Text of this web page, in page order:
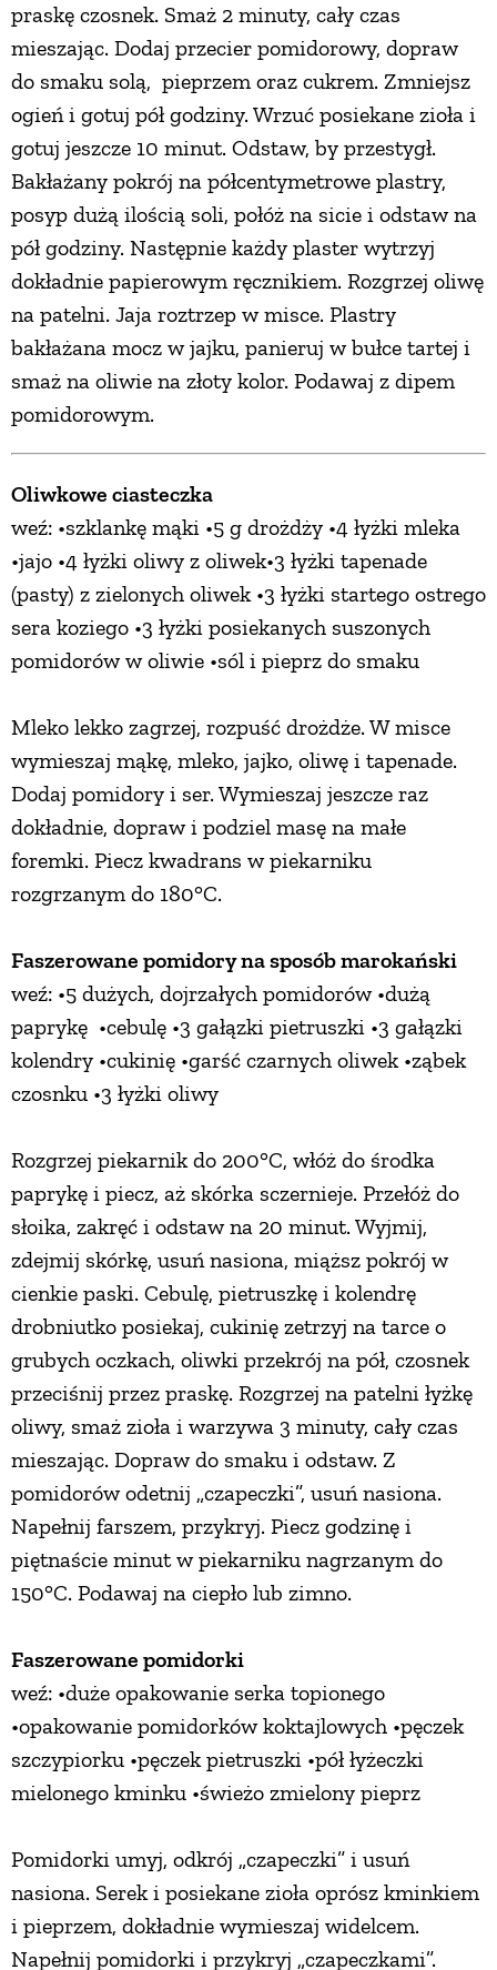
praskę czosnek. Smaż 2 minuty, cały czas
mieszając. Dodaj przecier pomidorowy, dopraw
do smaku solą, pieprzem oraz cukrem. Zmniejsz
ogień i gotuj pół godziny. Wrzuć posiekane zioła i
gotuj jeszcze 10 minut. Odstaw, by przestygł.
Bakłażany pokrój na półcentymetrowe plastry,
posyp dużą ilością soli, połóż na sicie i odstaw na
pół godziny. Następnie każdy plaster wytrzyj
dokładnie papierowym ręcznikiem. Rozgrzej oliwę
na patelni. Jaja roztrzep w misce. Plastry
bakłażana mocz w jajku, panieruj w bułce tartej i
smaż na oliwie na złoty kolor. Podawaj z dipem
pomidorowym.
Oliwkowe ciasteczka
weź: •szklankę mąki •5 g drożdży •4 łyżki mleka
•jajo •4 łyżki oliwy z oliwek•3 łyżki tapenade
(pasty) z zielonych oliwek •3 łyżki startego ostrego
sera koziego •3 łyżki posiekanych suszonych
pomidorów w oliwie •sól i pieprz do smaku
Mleko lekko zagrzej, rozpuść drożdże. W misce
wymieszaj mąkę, mleko, jajko, oliwę i tapenade.
Dodaj pomidory i ser. Wymieszaj jeszcze raz
dokładnie, dopraw i podziel masę na małe
foremki. Piecz kwadrans w piekarniku
rozgrzanym do 180°C.
Faszerowane pomidory na sposób marokański
weź: •5 dużych, dojrzałych pomidorów •dużą
paprykę •cebulę •3 gałązki pietruszki •3 gałązki
kolendry •cukinię •garść czarnych oliwek •ząbek
czosnku •3 łyżki oliwy
Rozgrzej piekarnik do 200°C, włóż do środka
paprykę i piecz, aż skórka sczernieje. Przełóż do
słoika, zakręć i odstaw na 20 minut. Wyjmij,
zdejmij skórkę, usuń nasiona, miąższ pokrój w
cienkie paski. Cebulę, pietruszkę i kolendrę
drobniutko posiekaj, cukinię zetrzyj na tarce o
grubych oczkach, oliwki przekrój na pół, czosnek
przeciśnij przez praskę. Rozgrzej na patelni łyżkę
oliwy, smaż zioła i warzywa 3 minuty, cały czas
mieszając. Dopraw do smaku i odstaw. Z
pomidorów odetnij „czapeczki”, usuń nasiona.
Napełnij farszem, przykryj. Piecz godzinę i
piętnaście minut w piekarniku nagrzanym do
150°C. Podawaj na ciepło lub zimno.
Faszerowane pomidorki
weź: •duże opakowanie serka topionego
•opakowanie pomidorków koktajlowych •pęczek
szczypiorku •pęczek pietruszki •pół łyżeczki
mielonego kminku •świeżo zmielony pieprz
Pomidorki umyj, odkrój „czapeczki” i usuń
nasiona. Serek i posiekane zioła oprósz kminkiem
i pieprzem, dokładnie wymieszaj widelcem.
Napełnij pomidorki i przykryj „czapeczkami”.